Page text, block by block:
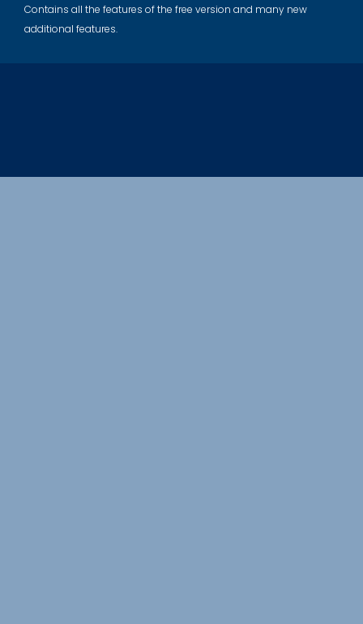
Contains all the features of the free version and many new
additional features.